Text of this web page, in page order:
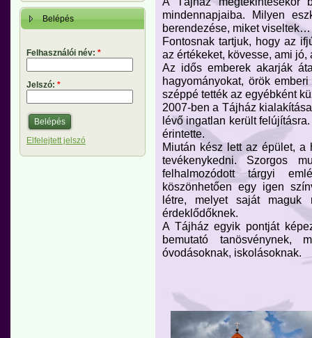
Belépés
Felhasználói név: *
Jelszó: *
Elfelejtett jelszó
mindennapjaiba. Milyen
berendezése, miket viseltek…
Fontosnak tartjuk, hogy az
az értékeket, kövesse, ami jó,
Az idős emberek akarják
hagyományokat, örök
széppé tették az egyébként
2007-ben a Tájház
lévő ingatlan került
érintette.
Miután kész lett az épület, a
tevékenykedni. Szorgos
felhalmozódott tárgyi
köszönhetően egy igen
létre, melyet saját maguk
érdeklődőknek.
A Tájház egyik pontját
bemutató
óvodásoknak, iskolásoknak.